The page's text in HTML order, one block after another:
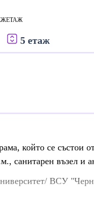
ЕТАЖ
5 етаж
който се състои
санитарен възел и
ВСУ